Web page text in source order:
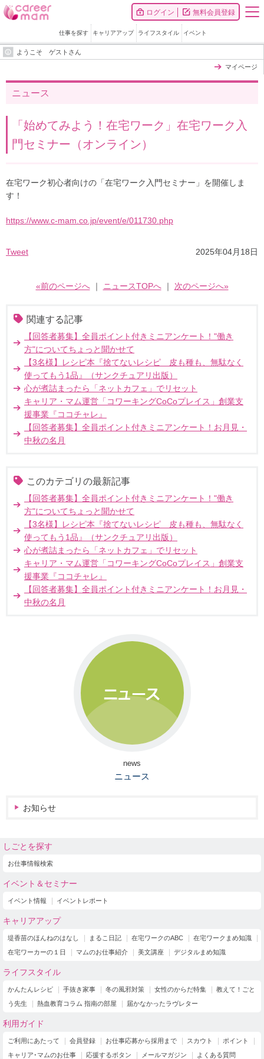
ログイン 無料会員登録
仕事を探す キャリアアップ ライフスタイル イベント
ようこそ ゲストさん
マイページ
ニュース
「始めてみよう！在宅ワーク」在宅ワーク入
門セミナー（オンライン）
在宅ワーク初心者向けの「在宅ワーク入門セミナー」を開催しま
す！
https://www.c-mam.co.jp/event/e/011730.php
Tweet 2025年04月18日
«前のページへ｜ ニュースTOPへ｜ 次のページへ»
関連する記事
【回答者募集】全員ポイント付きミニアンケート！"働き
方"についてちょっと聞かせて
【3名様】レシピ本『捨てないレシピ 皮も種も、無駄なく
使ってもう1品』（サンクチュアリ出版）
心が煮詰まったら「ネットカフェ」でリセット
キャリア・マム運営「コワーキングCoCoプレイス」創業支
援事業『ココチャレ』
【回答者募集】全員ポイント付きミニアンケート！お月見・
中秋の名月
このカテゴリの最新記事
【回答者募集】全員ポイント付きミニアンケート！"働き
方"についてちょっと聞かせて
【3名様】レシピ本『捨てないレシピ 皮も種も、無駄なく
使ってもう1品』（サンクチュアリ出版）
心が煮詰まったら「ネットカフェ」でリセット
キャリア・マム運営「コワーキングCoCoプレイス」創業支
援事業『ココチャレ』
【回答者募集】全員ポイント付きミニアンケート！お月見・
中秋の名月
news
ニュース
お知らせ
しごとを探す
お仕事情報検索
イベント＆セミナー
イベント情報 イベントレポート
キャリアアップ
堤香苗のほんねのはなし まるこ日記 在宅ワークのABC
在宅ワークまめ知識
在宅ワーカーの１日
マムのお仕事紹介 美文講座 デジタルまめ知識
ライフスタイル
かんたんレシピ 手抜き家事 冬の風邪対策 女性のからだ特集
教えて！ごと
う先生
熱血教育コラム 指南の部屋 届かなかったラヴレター
利用ガイド
ご利用にあたって 会員登録 お仕事応募から採用まで スカウト
ポイント
キャリア･マムのお仕事
応援するボタン メールマガジン よくある質問